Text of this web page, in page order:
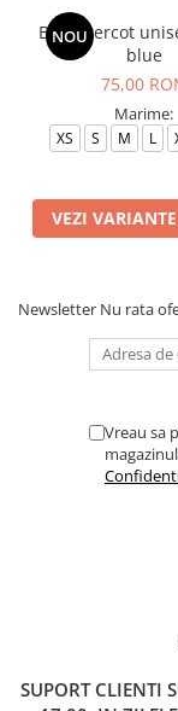
NOU
Bluza tercot
blue
75,00
Marime:
XS S M L
VEZI VARIANTE
Newsletter Nu rata
Vreau sa
SUPORT CLIENTI